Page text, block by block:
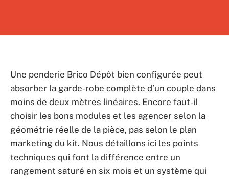
Une penderie Brico Dépôt bien configurée peut
absorber la garde-robe complète d’un couple dans
moins de deux mètres linéaires. Encore faut-il
choisir les bons modules et les agencer selon la
géométrie réelle de la pièce, pas selon le plan
marketing du kit. Nous détaillons ici les points
techniques qui font la différence entre un
rangement saturé en six mois et un système qui